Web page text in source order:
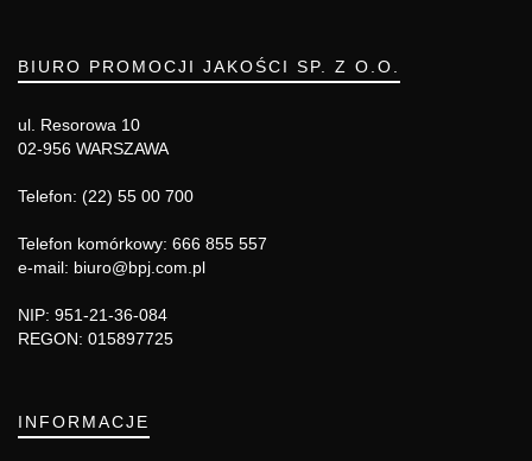
BIURO PROMOCJI JAKOŚCI SP. Z O.O.
ul. Resorowa 10
02-956 WARSZAWA
Telefon: (22) 55 00 700
Telefon komórkowy: 666 855 557
e-mail: biuro@bpj.com.pl
NIP: 951-21-36-084
REGON: 015897725
INFORMACJE